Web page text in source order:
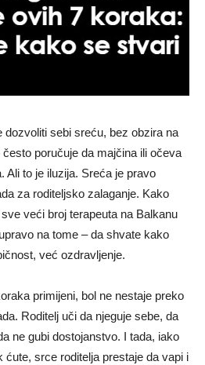
dozvoliti sebi sreću, bez obzira na
poručuje da majčina ili očeva
Ali to je iluzija. Sreća je pravo
za roditeljsko zalaganje. Kako
veći broj terapeuta na Balkanu
na tome – da shvate kako
već ozdravljenje.
primijeni, bol ne nestaje preko
Roditelj uči da njeguje sebe, da
ne gubi dostojanstvo. I tada, iako
ćute, srce roditelja prestaje da vapi i